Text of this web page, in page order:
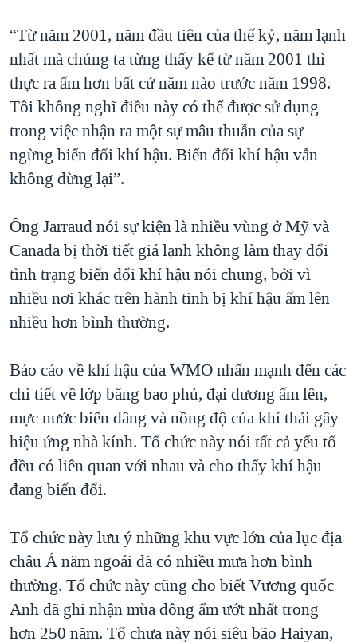
“Từ năm 2001, năm đầu tiên của thế kỷ, năm lạnh
nhất mà chúng ta từng thấy kể từ năm 2001 thì
thực ra ấm hơn bất cứ năm nào trước năm 1998.
Tôi không nghĩ điều này có thể được sử dụng
trong việc nhận ra một sự mâu thuẫn của sự
ngừng biến đổi khí hậu. Biến đổi khí hậu vẫn
không dừng lại”.
Ông Jarraud nói sự kiện là nhiều vùng ở Mỹ và
Canada bị thời tiết giá lạnh không làm thay đổi
tình trạng biến đổi khí hậu nói chung, bởi vì
nhiều nơi khác trên hành tinh bị khí hậu ấm lên
nhiều hơn bình thường.
Báo cáo về khí hậu của WMO nhấn mạnh đến các
chi tiết về lớp băng bao phủ, đại dương ấm lên,
mực nước biển dâng và nồng độ của khí thải gây
hiệu ứng nhà kính. Tổ chức này nói tất cả yếu tố
đều có liên quan với nhau và cho thấy khí hậu
đang biến đổi.
Tổ chức này lưu ý những khu vực lớn của lục địa
châu Á năm ngoái đã có nhiều mưa hơn bình
thường. Tổ chức này cũng cho biết Vương quốc
Anh đã ghi nhận mùa đông ẩm ướt nhất trong
hơn 250 năm. Tổ chưa này nói siêu bão Haiyan,